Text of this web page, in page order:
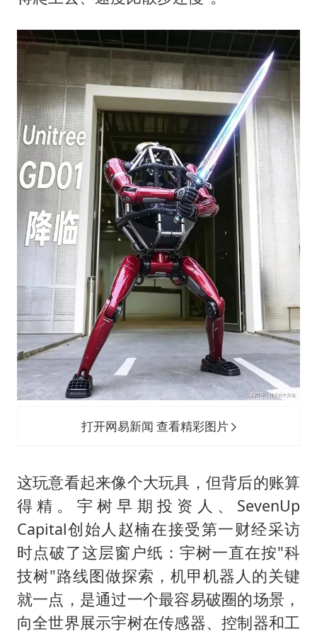
男子结婚8年发现3个女儿均非亲生
奋进开新局 实干挑大梁
打开网易新闻 查看精彩图片
这玩意看起来像个大玩具，但背后的账算
得精。宇树早期投资人、SevenUp
Capital创始人赵楠在接受第一财经采访
时点破了这层窗户纸：宇树一直在按"科
技树"路线图做探索，机甲机器人的关键
就一点，是通过一个最容易破圈的场景，
向全世界展示宇树在传感器、控制器和工